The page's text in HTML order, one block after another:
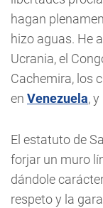
hagan
hizo aguas. He
Ucrania, el
Cachemira, los
en Venezuela,
El estatuto de
forjar un muro
dándole
respeto y la